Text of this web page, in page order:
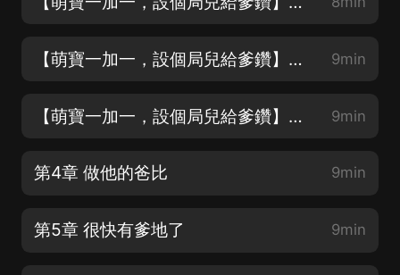
【萌寶一加一，設個局兒給爹鑽】第2章 現在流行帶孩子上班 9min
【萌寶一加一，設個局兒給爹鑽】第3章 老丈人看女婿 9min
第4章 做他的爸比 9min
第5章 很快有爹地了 9min